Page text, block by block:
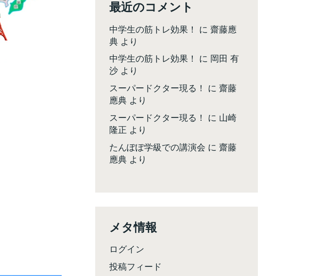
最近のコメント
中学生の筋トレ効果！ に 齋藤應
典 より
中学生の筋トレ効果！ に 岡田 有
沙 より
スーパードクター現る！ に 齋藤
應典 より
スーパードクター現る！ に 山崎
隆正 より
たんぽぽ学級での講演会 に 齋藤
應典 より
メタ情報
ログイン
投稿フィード